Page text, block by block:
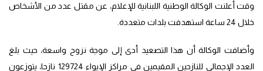
وقت أعلنت الوكالة الوطنية اللبنانية للإعلام، عن مقتل عدد من الأشخاص
خلال 24 ساعة استهدفت بلدات متعددة.
وأضافت الوكالة أن هذا التصعيد أدى إلى موجة نزوح واسعة، حيث بلغ
العدد الإجمالي للنازحين المقيمين في مراكز الإيواء 129724 نازحا، يتوزعون